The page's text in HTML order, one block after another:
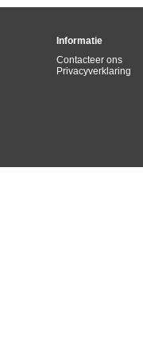
Informatie
Contacteer ons
Privacyverklaring